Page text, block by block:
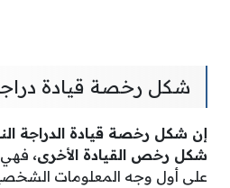
شكل رخصة قيادة
إن شكل رخصة قيادة الدراجة
شكل رخص القيادة الأخرى،
على أول وجه المعلومات